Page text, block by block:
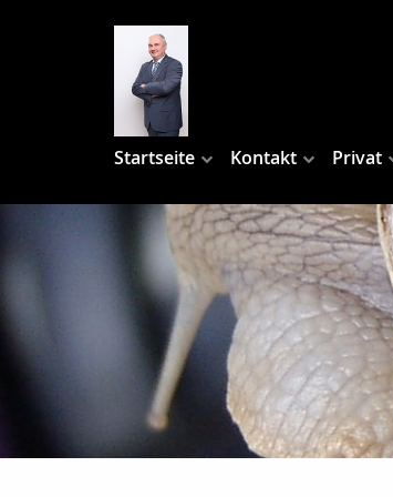
Startseite Kontakt Privat